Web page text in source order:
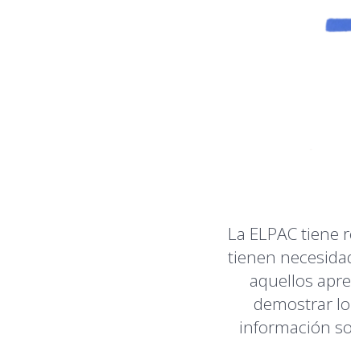
La ELPAC
tienen
aquellos
demostrar
información